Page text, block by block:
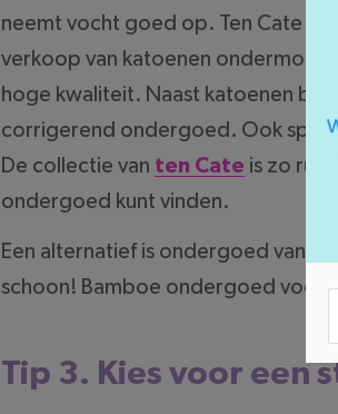
neemt vocht goed op. Ten Cate
verkoop van katoenen
hoge kwaliteit. Naast katoenen
corrigerend ondergoed. Ook
De collectie van ten Cate is zo
ondergoed kunt vinden.
Een alternatief is ondergoed van
schoon! Bamboe ondergoed voelt
Tip 3. Kies voor een